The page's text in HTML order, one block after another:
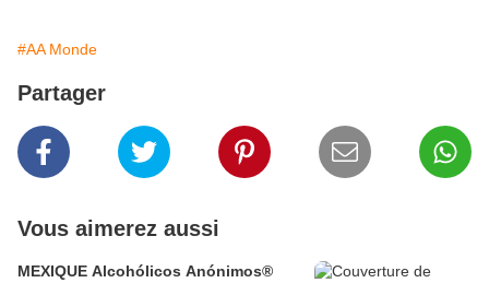
#AA Monde
Partager
Vous aimerez aussi
MEXIQUE Alcohólicos Anónimos®